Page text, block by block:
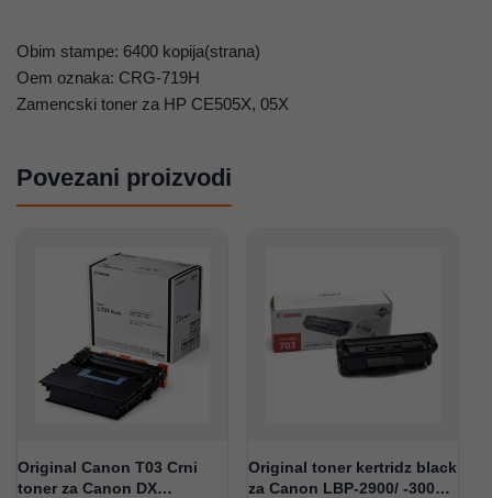
Obim stampe: 6400 kopija(strana)
Oem oznaka: CRG-719H
Zamencski toner za HP CE505X, 05X
Povezani proizvodi
Original Canon T03 Crni
toner za Canon DX
Original toner kertridz black
za Canon LBP-2900/ -3000/